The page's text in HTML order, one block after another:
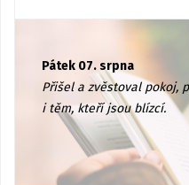
Pátek 07. srpna
Přišel a zvěstoval pokoj,
i těm, kteří jsou blízcí.